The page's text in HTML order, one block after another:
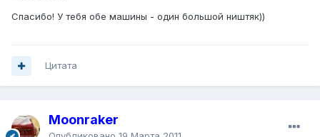
Спасибо! У тебя обе машины - один большой ништяк))
Цитата
Moonraker